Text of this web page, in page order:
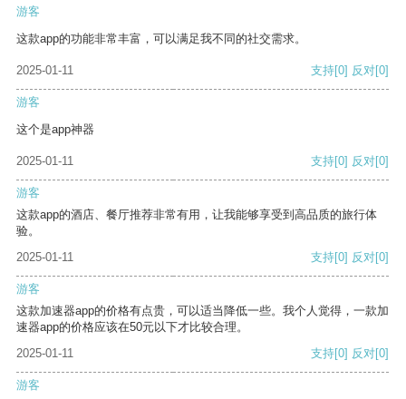
游客
这款app的功能非常丰富，可以满足我不同的社交需求。
2025-01-11 支持[0] 反对[0]
游客
这个是app神器
2025-01-11 支持[0] 反对[0]
游客
这款app的酒店、餐厅推荐非常有用，让我能够享受到高品质的旅行体
验。
2025-01-11
支持[0] 反对[0]
游客
这款加速器app的价格有点贵，可以适当降低一些。我个人觉得，一款加
速器app的价格应该在50元以下才比较合理。
2025-01-11
支持[0] 反对[0]
游客